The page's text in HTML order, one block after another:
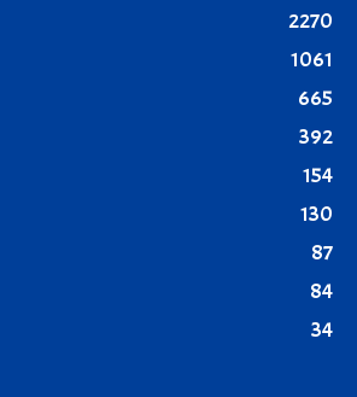
2270
1061
665
392
154
130
87
84
34